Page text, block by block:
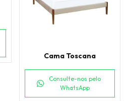
Cama Toscana
Consulte-nos pelo
WhatsApp